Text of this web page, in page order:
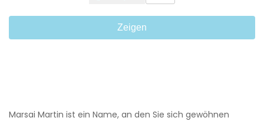
Zeigen
Marsai Martin ist ein Name, an den Sie sich gewöhnen